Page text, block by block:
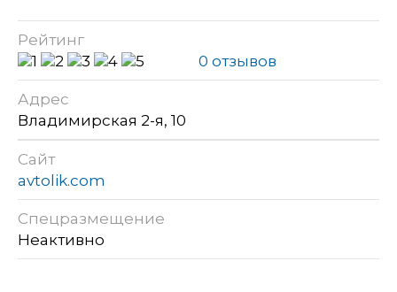
Рейтинг
0 отзывов
Адрес
Владимирская 2-я, 10
Сайт
avtolik.com
Спецразмещение
Неактивно